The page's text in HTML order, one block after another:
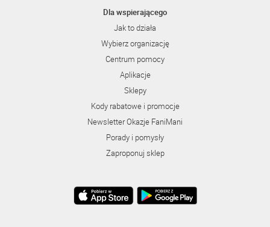
Dla wspierającego
Jak to działa
Wybierz organizację
Centrum pomocy
Aplikacje
Sklepy
Kody rabatowe i promocje
Newsletter Okazje FaniMani
Porady i pomysły
Zaproponuj sklep